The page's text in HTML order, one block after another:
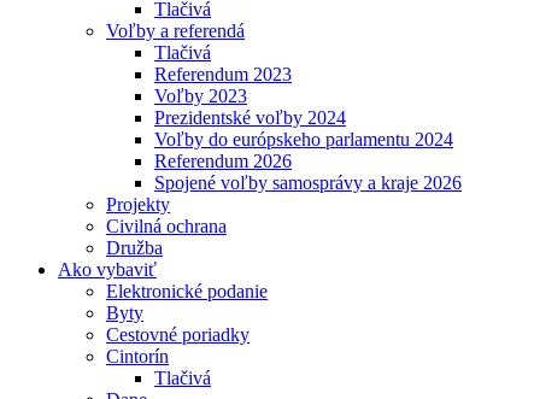
Tlačivá
Voľby a referendá
Tlačivá
Referendum 2023
Voľby 2023
Prezidentské voľby 2024
Voľby do európskeho parlamentu 2024
Referendum 2026
Spojené voľby samosprávy a kraje 2026
Projekty
Civilná ochrana
Družba
Ako vybaviť
Elektronické podanie
Byty
Cestovné poriadky
Cintorín
Tlačivá